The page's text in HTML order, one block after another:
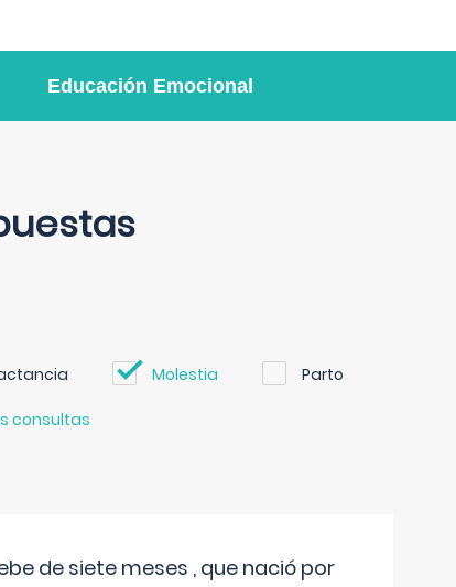
Educación Emocional
Molestia Parto
consultas
de siete meses , que nació por